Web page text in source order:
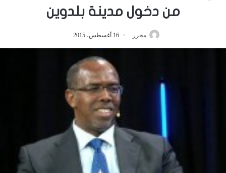
من دخول مدينة بلدوين
محرر 16 أغسطس، 2015